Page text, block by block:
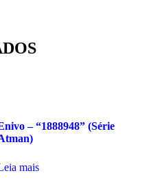
– “1888948” (Série
mais